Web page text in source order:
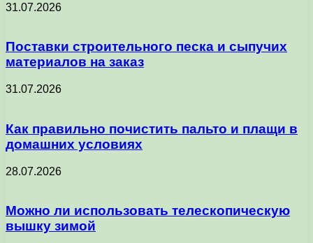
31.07.2026
Поставки строительного песка и сыпучих
материалов на заказ
31.07.2026
Как правильно почистить пальто и плащи в
домашних условиях
28.07.2026
Можно ли использовать телескопическую
вышку зимой